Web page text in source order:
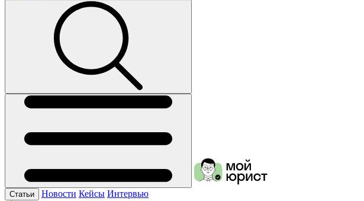
Статьи Новости Кейсы Интервью